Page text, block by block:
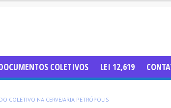
COLETIVOS LEI 12,619
COLETIVO NA CERVEJARIA PETRÓPOLIS